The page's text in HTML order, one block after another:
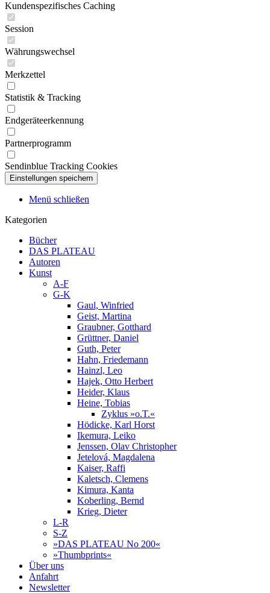
Kundenspezifisches Caching
Session
Währungswechsel
Merkzettel
Statistik & Tracking
Endgeräteerkennung
Partnerprogramm
Sendinblue Tracking Cookies
Menü schließen
Kategorien
Bücher
DAS PLATEAU
Autoren
Kunst
A-F
G-K
Gaul, Winfried
Geist, Martina
Graubner, Gotthard
Grüttner, Daniel
Guth, Peter
Hahn, Friedemann
Hainzl, Leo
Hajek, Otto Herbert
Heider, Klaus
Heine, Tobias
Zyklus »o.T.«
Hödicke, Karl Horst
Ikemura, Leiko
Jenssen, Olav Christopher
Jetelová, Magdalena
Kaiser, Raffi
Kaletsch, Clemens
Kimura, Kanta
Koberling, Bernd
Krieg, Dieter
L-R
S-Z
»DAS PLATEAU No 200«
»Thumbprints«
Über uns
Anfahrt
Newsletter